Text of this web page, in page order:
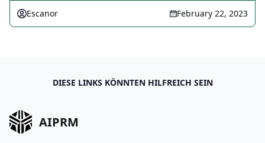
Escanor February 22, 2023
DIESE LINKS KÖNNTEN HILFREICH SEIN
AIPRM